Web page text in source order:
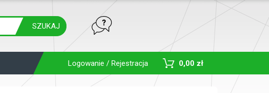
SZUKAJ
Logowanie / Rejestracja 0,00 zł